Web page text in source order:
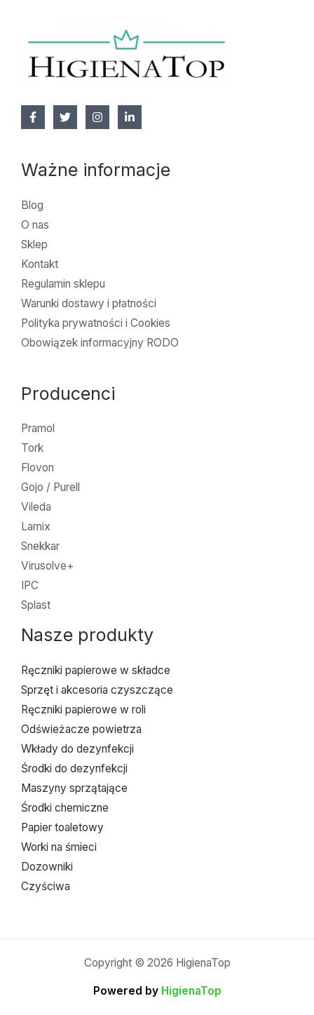
Ważne informacje
Blog
O nas
Sklep
Kontakt
Regulamin sklepu
Warunki dostawy i płatności
Polityka prywatności i Cookies
Obowiązek informacyjny RODO
Producenci
Pramol
Tork
Flovon
Gojo / Purell
Vileda
Lamix
Snekkar
Virusolve+
IPC
Splast
Nasze produkty
Ręczniki papierowe w składce
Sprzęt i akcesoria czyszczące
Ręczniki papierowe w roli
Odświeżacze powietrza
Wkłady do dezynfekcji
Środki do dezynfekcji
Maszyny sprzątające
Środki chemiczne
Papier toaletowy
Worki na śmieci
Dozowniki
Czyściwa
Copyright © 2026 HigienaTop
Powered byHigienaTop